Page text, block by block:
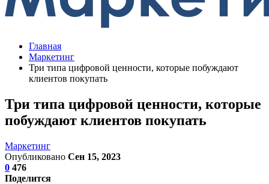
Главная
Маркетинг
Три типа цифровой ценности, которые побуждают
клиентов покупать
Три типа цифровой ценности, которые
побуждают клиентов покупать
Маркетинг
Опубликовано Сен 15, 2023
0 476
Поделится